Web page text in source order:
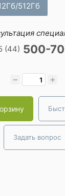
512Гб
(44) 500-
− +
Задать вопрос